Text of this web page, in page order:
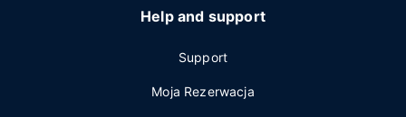
Help and support
Support
Moja Rezerwacja